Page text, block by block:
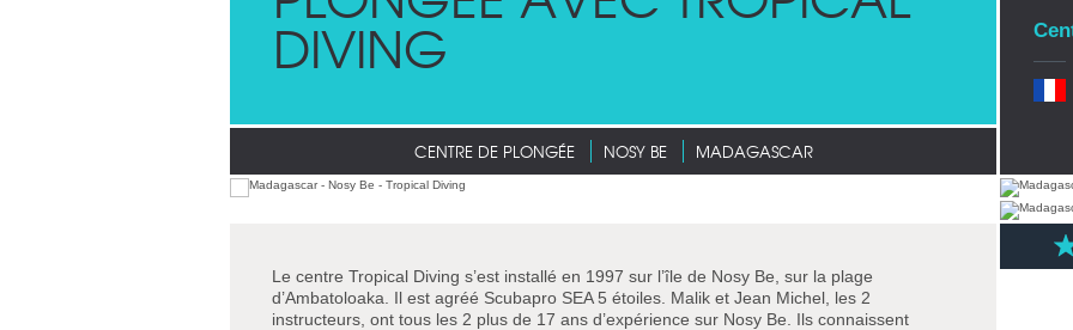
DIVING
CENTRE DE PLONGÉE NOSY BE MADAGASCAR
Le centre Tropical Diving s’est installé en 1997 sur l’île de Nosy Be, sur la plage
d’Ambatoloaka. Il est agréé Scubapro SEA 5 étoiles. Malik et Jean Michel, les 2
instructeurs, ont tous les 2 plus de 17 ans d’expérience sur Nosy Be. Ils connaissent